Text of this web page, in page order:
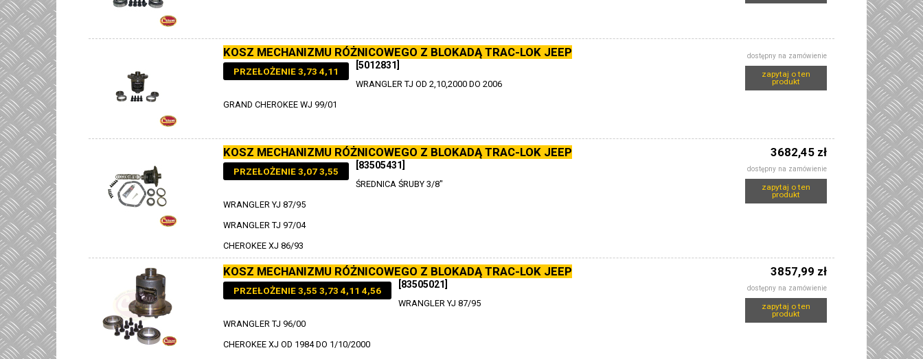
KOSZ MECHANIZMU RÓŻNICOWEGO Z BLOKADĄ TRAC-LOK JEEP
PRZEŁOŻENIE 3,73 4,11
[5012831]
WRANGLER TJ OD 2,10,2000 DO 2006
GRAND CHEROKEE WJ 99/01
dostępny na zamówienie
zapytaj o ten
produkt
KOSZ MECHANIZMU RÓŻNICOWEGO Z BLOKADĄ TRAC-LOK JEEP
PRZEŁOŻENIE 3,07 3,55
[83505431]
ŚREDNICA ŚRUBY 3/8"
WRANGLER YJ 87/95
WRANGLER TJ 97/04
CHEROKEE XJ 86/93
3682,45 zł
dostępny na zamówienie
zapytaj o ten
produkt
KOSZ MECHANIZMU RÓŻNICOWEGO Z BLOKADĄ TRAC-LOK JEEP
PRZEŁOŻENIE 3,55 3,73 4,11 4,56
[83505021]
WRANGLER YJ 87/95
WRANGLER TJ 96/00
CHEROKEE XJ OD 1984 DO 1/10/2000
3857,99 zł
dostępny na zamówienie
zapytaj o ten
produkt